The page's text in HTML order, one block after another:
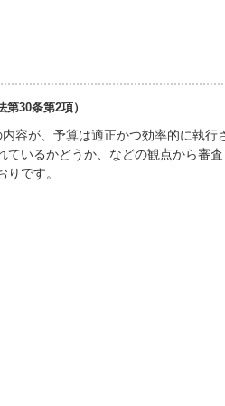
30条第2項）
容が、予算は適正かつ効率的に執行
いるかどうか、などの観点から審査
です。